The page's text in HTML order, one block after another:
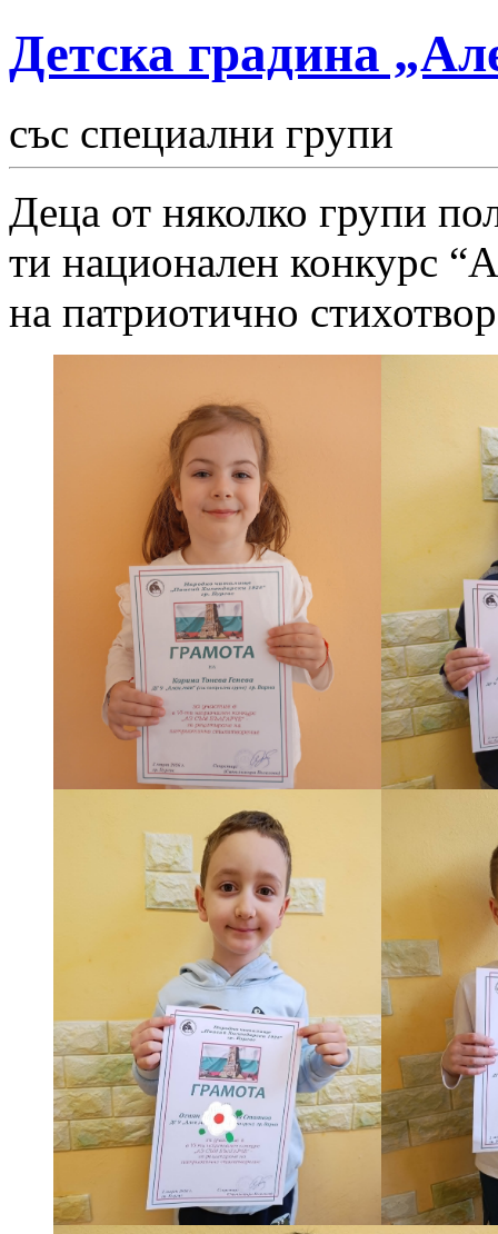
Детска градина
със специални групи
Деца от няколко групи
ти национален конкурс
на патриотично